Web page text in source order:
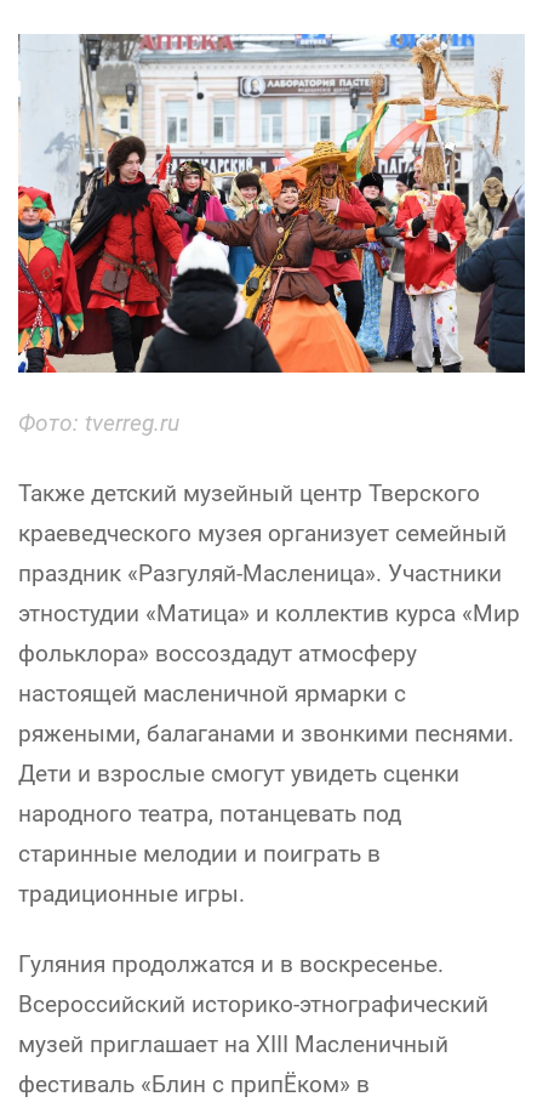
Фото: tverreg.ru
Также детский музейный центр Тверского
краеведческого музея организует семейный
праздник «Разгуляй-Масленица». Участники
этностудии «Матица» и коллектив курса «Мир
фольклора» воссоздадут атмосферу
настоящей масленичной ярмарки с
ряжеными, балаганами и звонкими песнями.
Дети и взрослые смогут увидеть сценки
народного театра, потанцевать под
старинные мелодии и поиграть в
традиционные игры.
Гуляния продолжатся и в воскресенье.
Всероссийский историко-этнографический
музей приглашает на XIII Масленичный
фестиваль «Блин с припЁком» в